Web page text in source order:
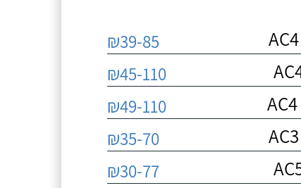
₪39-85
₪45-110
₪49-110
₪35-70
₪30-77